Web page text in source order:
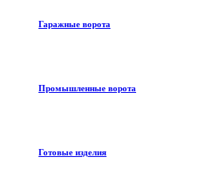
Гаражные ворота
Промышленные ворота
Готовые изделия